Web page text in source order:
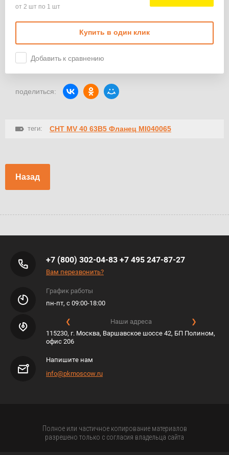
от 2 шт по 1 шт
Купить в один клик
Добавить к сравнению
поделиться:
теги: CHT MV 40 63B5 Фланец MI040065
Назад
+7 (800) 302-04-83 +7 495 247-87-27
Вам перезвонить?
График работы
пн-пт, с 09:00-18:00
❮ Наши адреса
❯
115230, г. Москва, Варшавское шоссе 42, БП Полином,
офис 206
Напишите нам
info@pkmoscow.ru
Полное или частичное копирование материалов
разрешено только с согласия владельца сайта